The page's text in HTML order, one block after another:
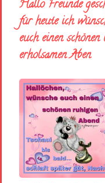
Hallo Freunde
für heute ich
euch einen schönen
erholsamen Aben